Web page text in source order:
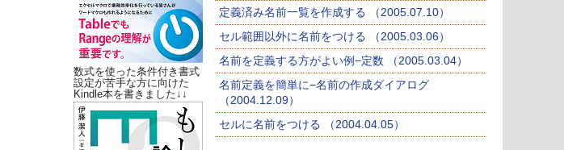
数式を使った条件付き書式
設定が苦手な方に向けた
Kindle本を書きました↓↓
定義済み名前一覧を作成する （2005.07.10）
セル範囲以外に名前をつける （2005.03.06）
名前を定義する方がよい例−定数 （2005.03.04）
名前定義を簡単に−名前の作成ダイアログ
（2004.12.09）
セルに名前をつける （2004.04.05）